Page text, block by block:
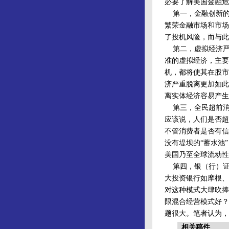
必要了解美国金融
第一，金融创新的
繁荣金融市场和市
了投机风险，而与
第二，虚拟经济严
准的虚拟经济，主
机，都将使其在股
济严重脱离更加如
离实体经济容易产
第三，全民超前消
应该说，人们是否
不管消费者是否有
没有堤坝的“蓄水池
美国乃至全球流动
第四，银（行）证
大投资银行如摩根
对这种模式大肆吹
限混合经营模式好
题很大。笔者认为
相关稿件